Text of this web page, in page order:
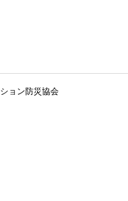
ョン防災協会